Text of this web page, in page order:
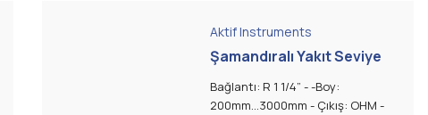
Aktif Instruments
Şamandıralı Yakıt Seviye
Sensörü
Bağlantı: R 1 1/4” - -Boy:
200mm...3000mm - Çıkış: OHM -